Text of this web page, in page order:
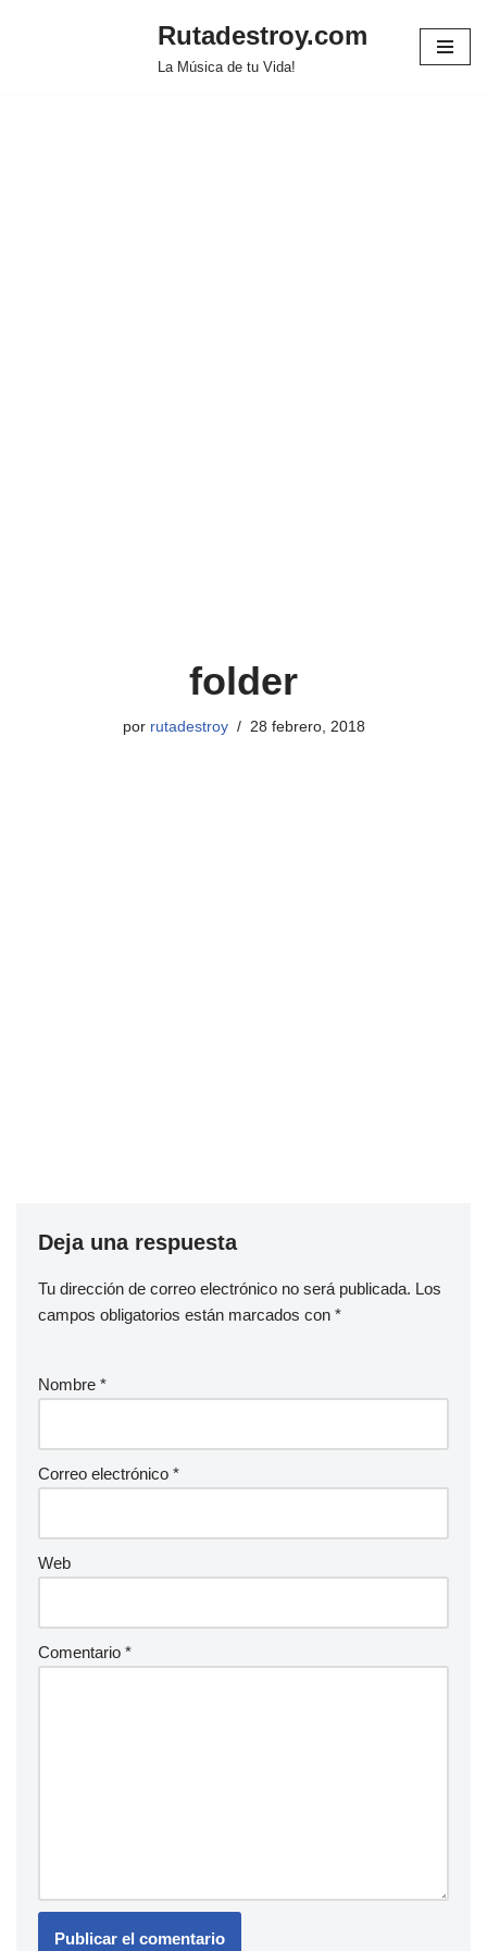
Rutadestroy.com
La Música de tu Vida!
folder
por rutadestroy 28 febrero, 2018
Deja una respuesta
Tu dirección de correo electrónico no será publicada. Los
campos obligatorios están marcados con *
Nombre *
Correo electrónico *
Web
Comentario *